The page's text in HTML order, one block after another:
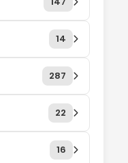
14
287
22
16